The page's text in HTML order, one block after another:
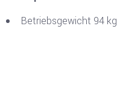
Betriebsgewicht 94 kg